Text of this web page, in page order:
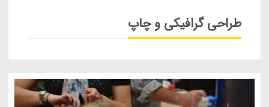
طراحی گرافیکی و چاپ